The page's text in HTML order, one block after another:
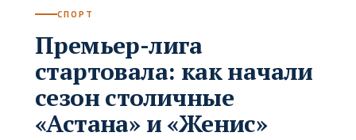
СПОРТ
Премьер-лига
стартовала: как начали
сезон столичные
«Астана» и «Женис»